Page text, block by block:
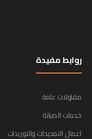
روابط مفيدة
مقاولات عامة
خدمات الصيانة
اعمال التمديدات والتوريدات